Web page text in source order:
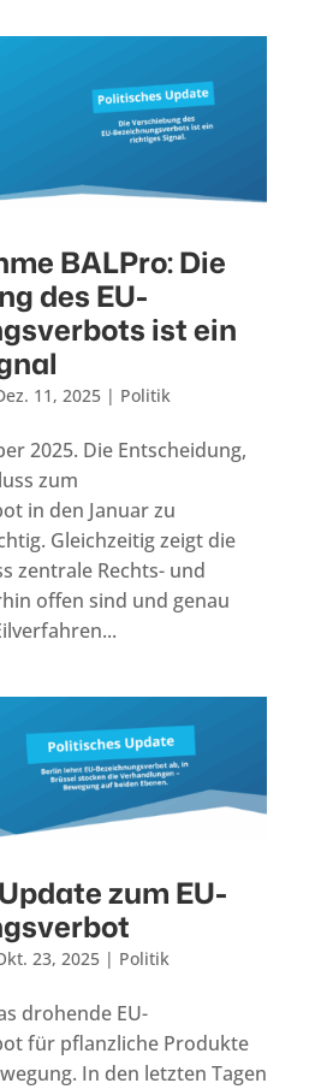
BALPro: Die
des EU-
ist ein
11, 2025| Politik
2025. Die Entscheidung,
zum
in den Januar zu
Gleichzeitig zeigt die
zentrale Rechts- und
offen sind und genau
zum EU-
23, 2025| Politik
drohende EU-
für pflanzliche Produkte
In den letzten Tagen